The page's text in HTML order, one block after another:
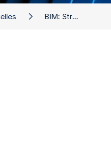
BIM: Strategie muss sein!